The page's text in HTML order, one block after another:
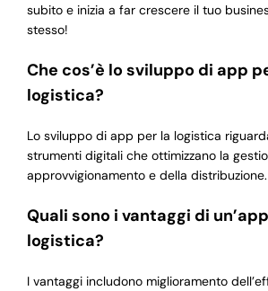
subito e inizia a far crescere il tuo
stesso!
Che cos’è lo sviluppo di app
logistica?
Lo sviluppo di app per la logistica
strumenti digitali che ottimizzano la
approvvigionamento e della distribuzione.
Quali sono i vantaggi di
logistica?
I vantaggi includono miglioramento